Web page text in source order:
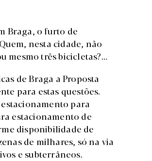
Braga, o furto de
nesta cidade, não
mesmo três bicicletas?…
de Braga a Proposta
para estas questões.
para
estacionamento de
disponibilidade de
de milhares, só na via
e subterrâneos.